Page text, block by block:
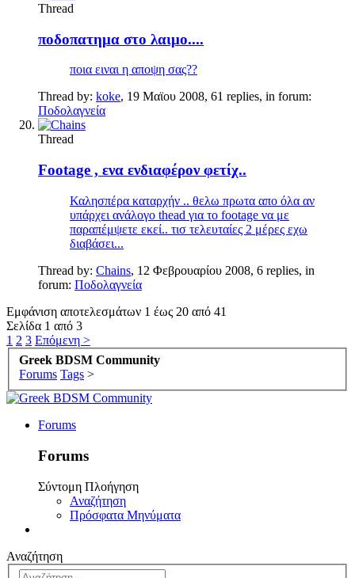
Thread
ποδοπατημα στο λαιμο....
ποια ειναι η αποψη σας??
Thread by: koke, 19 Μαϊου 2008, 61 replies, in forum:
Ποδολαγνεία
Thread
Footage , ενα ενδιαφέρον φετίχ..
Καλησπέρα καταρχήν .. θελω πρωτα απο όλα αν
υπάρχει ανάλογο thead για το footage να με
παραπέμψετε εκεί.. τισ τελευταίες 2 μέρες εχω
διαβάσει...
Thread by: Chains, 12 Φεβρουαρίου 2008, 6 replies, in
forum: Ποδολαγνεία
Εμφάνιση αποτελεσμάτων 1 έως 20 από 41
Σελίδα 1 από 3
1 2 3 Επόμενη >
Greek BDSM Community
Forums Tags >
Forums
Forums
Σύντομη Πλοήγηση
Αναζήτηση
Πρόσφατα Μηνύματα
Αναζήτηση